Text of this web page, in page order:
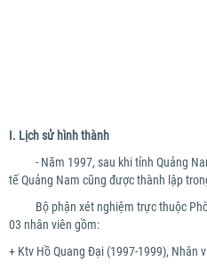
I. Lịch sử hình thành
- Năm 1997, sau khi tỉnh Quảng
tế Quảng Nam cũng được thành lập
Bộ phận xét nghiệm trực thuộc
03 nhân viên gồm:
+ Ktv Hồ Quang Đại (1997-1999), Nhân